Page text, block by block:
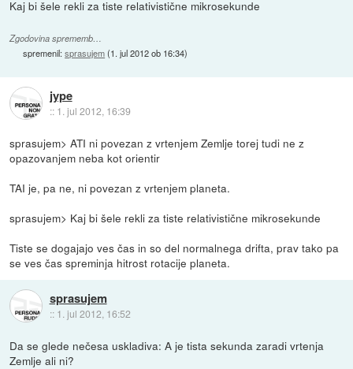
Kaj bi šele rekli za tiste relativistične mikrosekunde
Zgodovina sprememb…
spremenil:sprasujem(1. jul 2012 ob 16:34)
jype
:: 1. jul 2012, 16:39
sprasujem> ATI ni povezan z vrtenjem Zemlje torej tudi ne z
opazovanjem neba kot orientir
TAI je, pa ne, ni povezan z vrtenjem planeta.
sprasujem> Kaj bi šele rekli za tiste relativistične mikrosekunde
Tiste se dogajajo ves čas in so del normalnega drifta, prav tako pa
se ves čas spreminja hitrost rotacije planeta.
sprasujem
:: 1. jul 2012, 16:52
Da se glede nečesa uskladiva: A je tista sekunda zaradi vrtenja
Zemlje ali ni?